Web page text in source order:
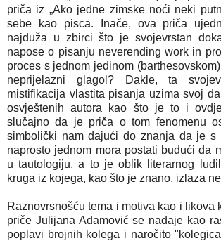
priča iz „Ako jedne zimske noći neki
sebe kao pisca. Inače, ova priča
najduža u zbirci što je svojevrstan
napose o pisanju neverending work in
proces s jednom jedinom
neprijelazni glagol? Dakle, ta
mistifikacija vlastita pisanja uzima svoj
osvještenih autora kao što je to i
slučajno da je priča o tom fenomenu
simbolički nam dajući do znanja da je s
naprosto jednom mora postati budući da
u tautologiju, a to je oblik literarnog
kruga iz kojega, kao što je znano, izlaza
Raznovrsnošću tema i motiva kao i likova
priče Julijana Adamović se nadaje kao
poplavi brojnih kolega i naročito